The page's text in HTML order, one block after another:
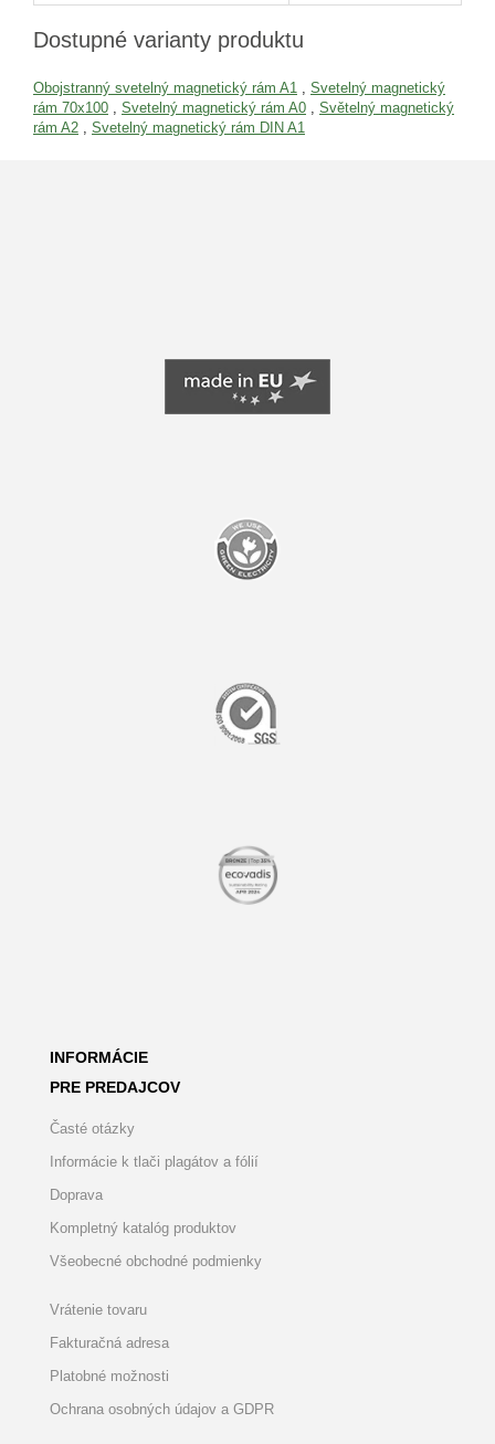
Dostupné varianty produktu
Obojstranný svetelný magnetický rám A1 , Svetelný magnetický
rám 70x100 , Svetelný magnetický rám A0 , Světelný magnetický
rám A2 , Svetelný magnetický rám DIN A1
INFORMÁCIE
PRE PREDAJCOV
Časté otázky
Informácie k tlači plagátov a fólií
Doprava
Kompletný katalóg produktov
Všeobecné obchodné podmienky
Vrátenie tovaru
Fakturačná adresa
Platobné možnosti
Ochrana osobných údajov a GDPR